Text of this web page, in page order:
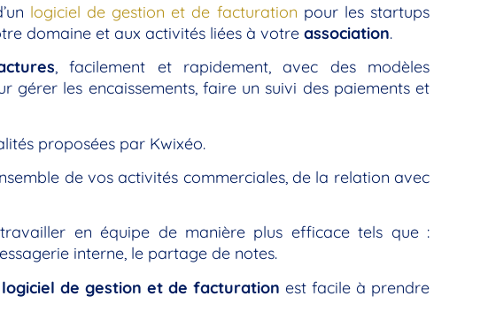
logiciel de gestion et de facturation pour les startups
domaine et aux activités liées à votre association.
, facilement et rapidement, avec des modèles
gérer les encaissements, faire un suivi des paiements et
proposées par Kwixéo.
de vos activités commerciales, de la relation avec
en équipe de manière plus efficace tels que :
interne, le partage de notes.
logiciel de gestion et de facturation est facile à prendre